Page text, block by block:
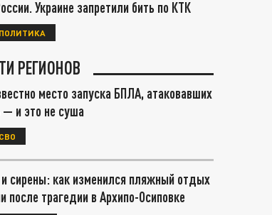
Украине запретили бить по КТК
ПОЛИТИКА
РЕГИОНОВ
место запуска БПЛА, атаковавших
— и это не суша
СВО
сирены: как изменился пляжный отдых
после трагедии в Архипо-Осиповке